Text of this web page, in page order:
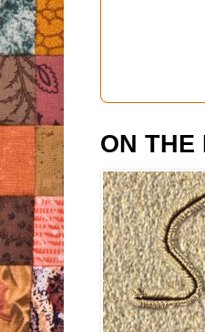
ON THE